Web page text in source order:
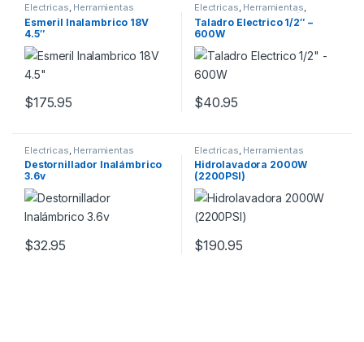
Electricas, Herramientas
Esmeril Inalambrico 18V
4.5″
$175.95
Electricas, Herramientas,
Mecanico,Por Profesión
Taladro Electrico 1/2″ –
600W
$40.95
Electricas Herramientas
Destornillador Inalámbrico
3.6v
$32.95
Electricas Herramientas
Hidrolavadora 2000W
(2200PSI)
$190.95